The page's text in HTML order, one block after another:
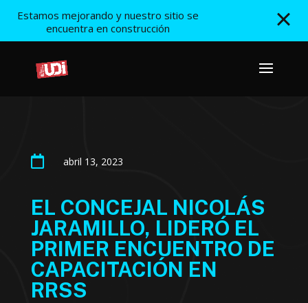
Estamos mejorando y nuestro sitio se
encuentra en construcción
 abril 13, 2023
EL CONCEJAL NICOLÁS
JARAMILLO, LIDERÓ EL
PRIMER ENCUENTRO DE
CAPACITACIÓN EN
RRSS